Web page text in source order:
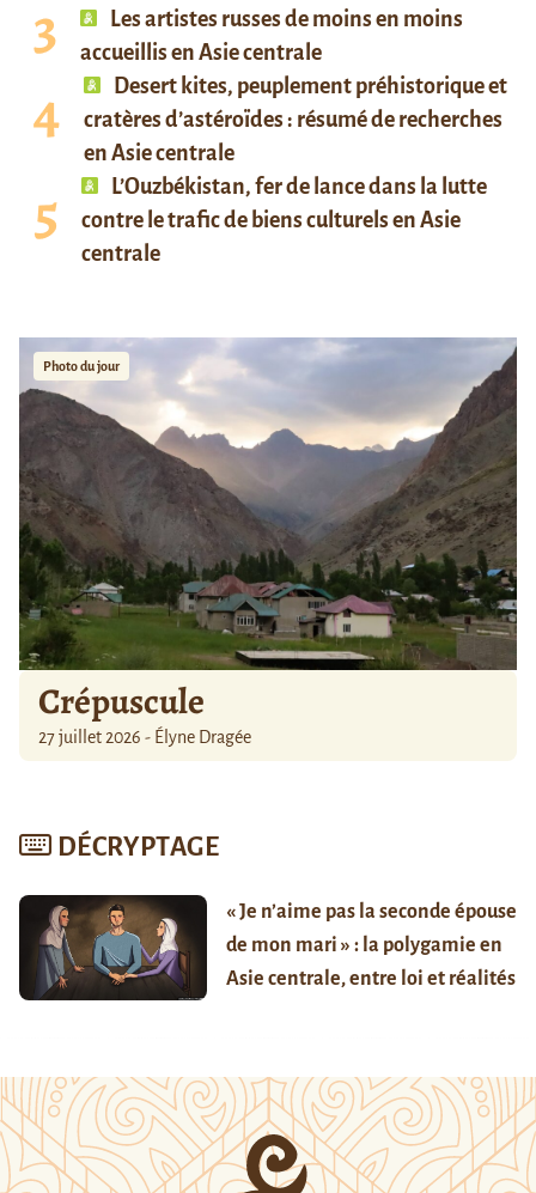
Les artistes russes de moins en moins
accueillis en Asie centrale
Desert kites, peuplement préhistorique et
cratères d’astéroïdes : résumé de recherches
en Asie centrale
L’Ouzbékistan, fer de lance dans la lutte
contre le trafic de biens culturels en Asie
centrale
Photo du jour
Crépuscule
27 juillet 2026 - Élyne Dragée
DÉCRYPTAGE
« Je n’aime pas la seconde épouse
de mon mari » : la polygamie en
Asie centrale, entre loi et réalités